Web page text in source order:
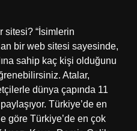
sitesi? “İsimlerin
bir web sitesi sayesinde,
sahip kaç kişi olduğunu
Atalar,
dünya çapında 11
Türkiye’de en
göre Türkiye’de en çok